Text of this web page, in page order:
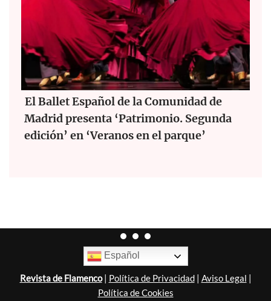
El Ballet Español de la Comunidad de
Madrid presenta ‘Patrimonio. Segunda
edición’ en ‘Veranos en el parque’
Español
Revista de Flamenco| Política de Privacidad| Aviso Legal |
Política de Cookies